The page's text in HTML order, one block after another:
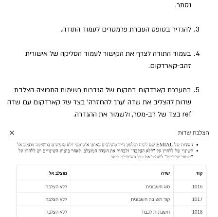
נסתר.
להגדיר בטופס העברת פרמטרים לעמוד התודה.
בעמוד התודה לצרף את הקישור לעמוד הסליקה של אישורית
זהב-קארדקום.
במערכת קארדקום במקום של הגדרות רשימות התפוצה-הצלבת
שדות להצליב את שדה 'ערך להחזרה' בצד של קארדקום עם שדה
ref בצד של רב-מסר, ולשמור את ההגדרה.